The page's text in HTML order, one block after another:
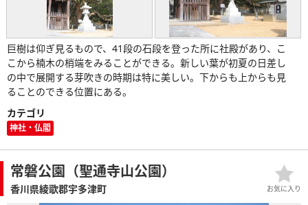
巨樹は仰ぎ見るもので、41段の石段を登った所に社殿があり、こ
こから楠木の梢端をみることができる。新しい葉が初夏の日差し
の中で展開する芽吹きの時期は特に美しい。下からも上からも見
ることのできる位置にある。
カテゴリ
神社・仏閣
常磐公園（聖通寺山公園）
香川県綾歌郡宇多津町 お気に入り